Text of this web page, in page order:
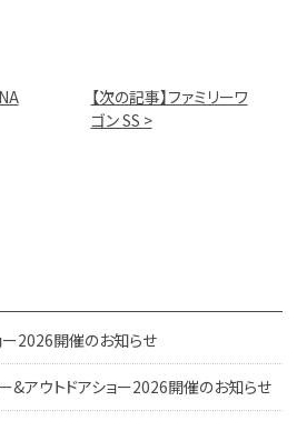
【次の記事】ファミリーワ
ゴン SS >
ー2026開催のお知らせ
&アウトドアショー2026開催のお知らせ